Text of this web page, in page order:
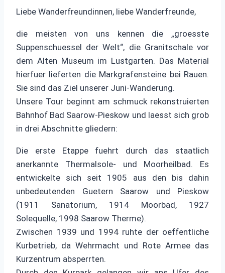
Liebe Wanderfreundinnen, liebe Wanderfreunde,
die meisten von uns kennen die „groesste
Suppenschuessel der Welt“, die Granitschale vor
dem Alten Museum im Lustgarten. Das Material
hierfuer lieferten die Markgrafensteine bei Rauen.
Sie sind das Ziel unserer Juni-Wanderung.
Unsere Tour beginnt am schmuck rekonstruierten
Bahnhof Bad Saarow-Pieskow und laesst sich grob
in drei Abschnitte gliedern:
Die erste Etappe fuehrt durch das staatlich
anerkannte Thermalsole- und Moorheilbad. Es
entwickelte sich seit 1905 aus den bis dahin
unbedeutenden Guetern Saarow und Pieskow
(1911 Sanatorium, 1914 Moorbad, 1927
Solequelle, 1998 Saarow Therme).
Zwischen 1939 und 1994 ruhte der oeffentliche
Kurbetrieb, da Wehrmacht und Rote Armee das
Kurzentrum absperrten.